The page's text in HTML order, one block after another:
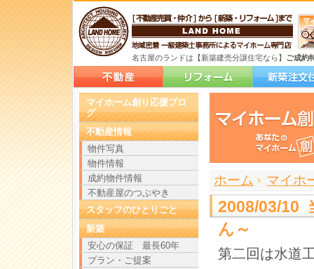
名古屋のランドは【新築建売分譲住宅なら】 ご成約
ホーム
> マイホ
>
2008/03/10
ん～
第二回は水道
マイホーム創り応援ブロ
グ
不動産情報
物件写真
物件情報
成約物件情報
不動産屋のつぶやき
スタッフのひとりごと
新築
安心の保証 最長60年
プラン・ご提案